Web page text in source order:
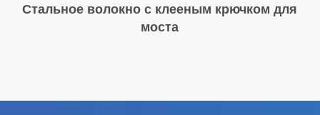
Стальное волокно с клееным крючком для
моста